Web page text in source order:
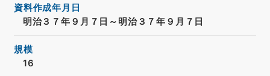
資料作成年月日
明治３７年９月７日～明治３７年９月７日
規模
16